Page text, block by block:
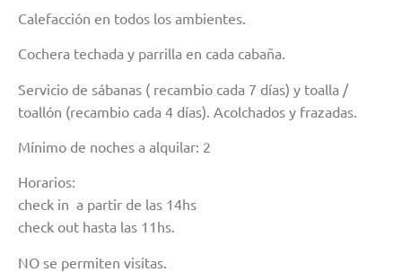
Calefacción en todos los ambientes.
Cochera techada y parrilla en cada cabaña.
Servicio de sábanas ( recambio cada 7 días) y toalla /
toallón (recambio cada 4 días). Acolchados y frazadas.
Mínimo de noches a alquilar: 2
Horarios:
check in a partir de las 14hs
check out hasta las 11hs.
NO se permiten visitas.